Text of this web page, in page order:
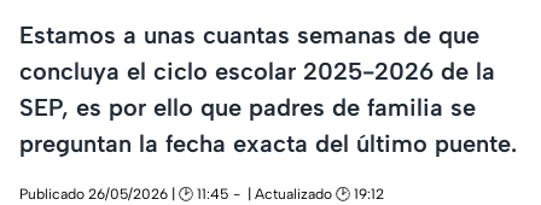
Estamos a unas cuantas semanas de que
concluya el ciclo escolar 2025-2026 de la
SEP, es por ello que padres de familia se
preguntan la fecha exacta del último puente.
Publicado 26/05/2026 | 🕑 11:45
| Actualizado 🕑 19:12